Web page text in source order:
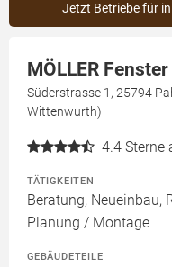
Jetzt Betriebe für
MÖLLER
Süderstrasse 1, 25794
Wittenwurth)
4.4 Sterne
TÄTIGKEITEN
Beratung, Neueinbau,
Planung / Montage
GEBÄUDETEILE